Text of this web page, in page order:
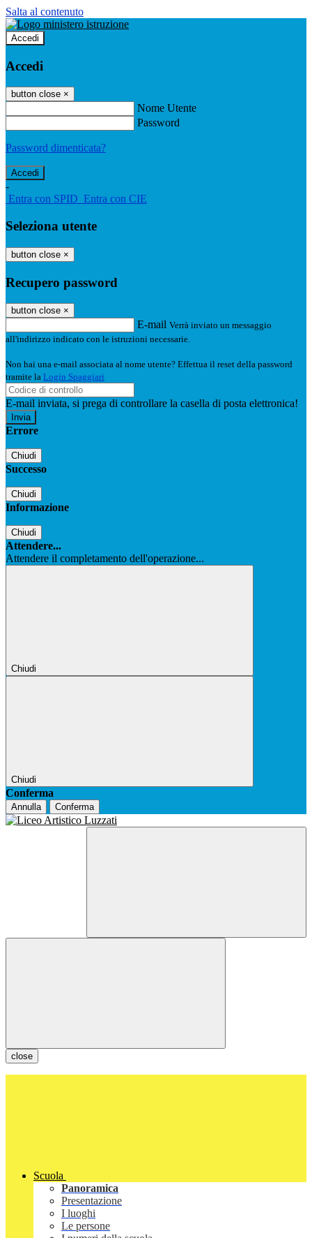
Salta al contenuto
Accedi
Accedi
button close ×
Nome Utente
Password
Password dimenticata?
-
Entra con SPID Entra con CIE
Seleziona utente
button close ×
Recupero password
button close ×
E-mail Verrà inviato un messaggio
all'indirizzo indicato con le istruzioni necessarie.
Non hai una e-mail associata al nome utente? Effettua il reset della password
tramite la Login Spaggiari
E-mail inviata, si prega di controllare la casella di posta elettronica!
Errore
Chiudi
Successo
Chiudi
Informazione
Chiudi
Attendere...
Attendere il completamento dell'operazione...
Chiudi
Chiudi
Conferma
Annulla Conferma
close
Scuola
Panoramica
Presentazione
I luoghi
Le persone